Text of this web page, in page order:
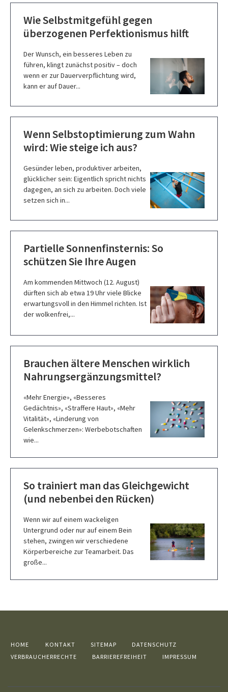
Wie Selbstmitgefühl gegen
überzogenen Perfektionismus hilft
Der Wunsch, ein besseres Leben zu
führen, klingt zunächst positiv – doch
wenn er zur Dauerverpflichtung wird,
kann er auf Dauer...
Wenn Selbstoptimierung zum Wahn
wird: Wie steige ich aus?
Gesünder leben, produktiver arbeiten,
glücklicher sein: Eigentlich spricht nichts
dagegen, an sich zu arbeiten. Doch viele
setzen sich in...
Partielle Sonnenfinsternis: So
schützen Sie Ihre Augen
Am kommenden Mittwoch (12. August)
dürften sich ab etwa 19 Uhr viele Blicke
erwartungsvoll in den Himmel richten. Ist
der wolkenfrei,...
Brauchen ältere Menschen wirklich
Nahrungsergänzungsmittel?
«Mehr Energie», «Besseres
Gedächtnis», «Straffere Haut», «Mehr
Vitalität», «Linderung von
Gelenkschmerzen»: Werbebotschaften
wie...
So trainiert man das Gleichgewicht
(und nebenbei den Rücken)
Wenn wir auf einem wackeligen
Untergrund oder nur auf einem Bein
stehen, zwingen wir verschiedene
Körperbereiche zur Teamarbeit. Das
große...
HOME KONTAKT SITEMAP
DATENSCHUTZ
VERBRAUCHERRECHTE
BARRIEREFREIHEIT IMPRESSUM